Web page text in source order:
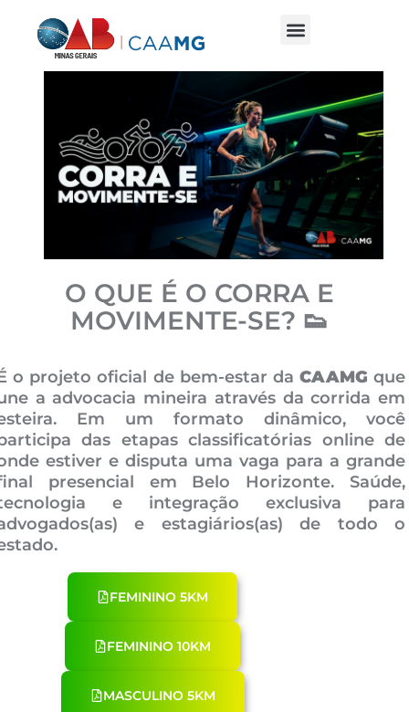
O QUE É O CORRA E
MOVIMENTE-SE? 👟
o projeto oficial de bem-estar da CAAMG que
a advocacia mineira através da corrida em
Em um formato dinâmico, você
das etapas classificatórias online de
estiver e disputa uma vaga para a grande
presencial em Belo Horizonte. Saúde,
e integração exclusiva para
e estagiários(as) de todo o
FEMININO 5KM
FEMININO 10KM
MASCULINO 5KM